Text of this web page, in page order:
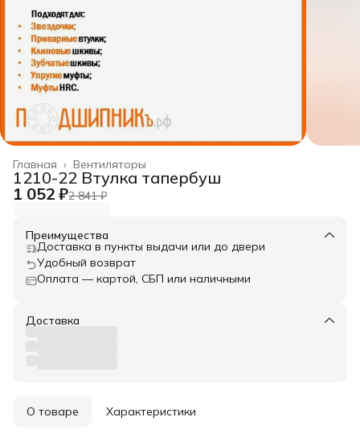
Вентиляторы
Главная ›
1210-22 Втулка тапербуш
1 052 ₽2 841 ₽
Преимущества
Доставка в пункты выдачи или до двери
Удобный возврат
Оплата — картой, СБП или наличными
Доставка
О товаре Характеристики